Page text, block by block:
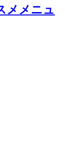
メメニュ